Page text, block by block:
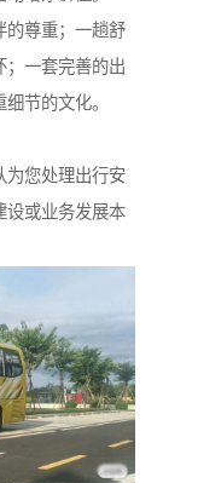
的尊重；一趟舒
；一套完善的出
节的文化。
为您处理出行安
设或业务发展本